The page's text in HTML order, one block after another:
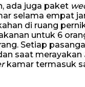
ada juga paket
selama empat
di ruang
untuk 6
Setiap
saat merayakan
kamar termasuk